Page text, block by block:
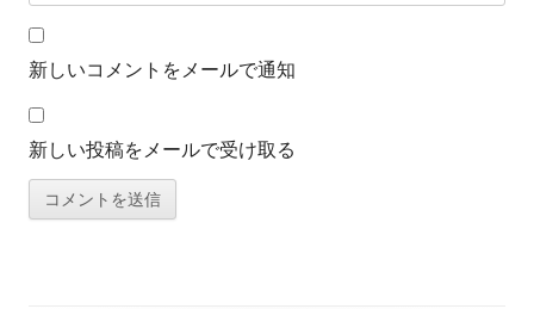
新しいコメントをメールで通知
新しい投稿をメールで受け取る